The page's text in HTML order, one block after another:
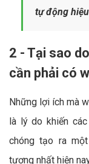
tự động
2 - Tại sao
cần phải có
Những lợi ích mà
là lý do khiến
chóng tạo ra
tượng nhất hiện